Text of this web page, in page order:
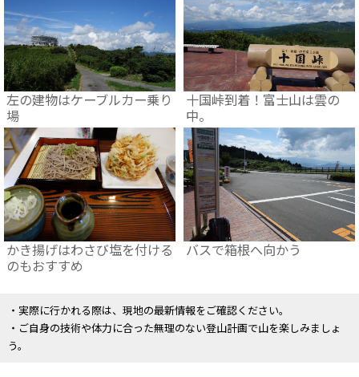
左の建物はケーブルカー乗り
場
十国峠到着！富士山は雲の
中。
かき揚げはわさび塩を付ける
のもおすすめ
バスで箱根へ向かう
・実際に行かれる際は、現地の最新情報をご確認ください。
・ご自身の技術や体力に合った無理のない登山計画で山を楽しみましょ
う。